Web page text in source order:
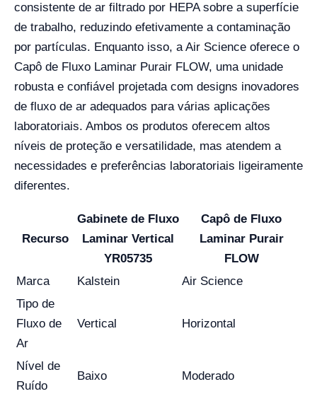
consistente de ar filtrado por HEPA sobre a superfície
de trabalho, reduzindo efetivamente a contaminação
por partículas. Enquanto isso, a Air Science oferece o
Capô de Fluxo Laminar Purair FLOW, uma unidade
robusta e confiável projetada com designs inovadores
de fluxo de ar adequados para várias aplicações
laboratoriais. Ambos os produtos oferecem altos
níveis de proteção e versatilidade, mas atendem a
necessidades e preferências laboratoriais ligeiramente
diferentes.
Recurso
Gabinete de Fluxo
Laminar Vertical
YR05735
Capô de Fluxo
Laminar Purair
FLOW
Marca
Kalstein
Air Science
Tipo de
Fluxo de
Ar
Vertical Horizontal
Nível de
Ruído
Baixo Moderado